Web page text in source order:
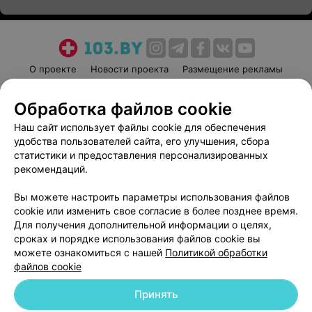
О проекте Новости проекта
Размещение рекламы
Пользовательское соглашение
Способы оплаты
Вакансии
Партнеры
Написать руководителю 103.by
Обработка персональных данных
© 2026 ООО «Артокс Лаб», УНП 191700409 | 220012, Республика Беларусь,
Обработка файлов cookie
Наш сайт использует файлы cookie для обеспечения
удобства пользователей сайта, его улучшения, сбора
статистики и предоставления персонализированных
рекомендаций.
Вы можете настроить параметры использования файлов
cookie или изменить свое согласие в более позднее время.
Для получения дополнительной информации о целях,
сроках и порядке использования файлов cookie вы
можете ознакомиться с нашей Политикой обработки
файлов cookie
Принять